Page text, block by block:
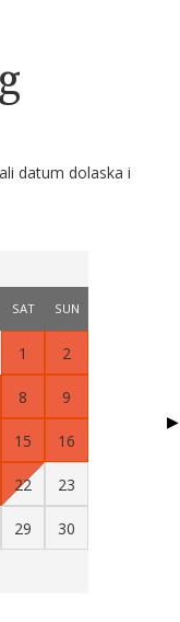
datum dolaska i
SAT SUN
1 2
8 9
15 16
22 23
29 30
▶